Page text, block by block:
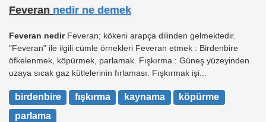
Feveran nedir ne demek
Feveran nedirFeveran; kökeni arapça dilinden gelmektedir.
"Feveran" ile ilgili cümle örnekleri Feveran etmek : Birdenbire
öfkelenmek, köpürmek, parlamak. Fışkırma : Güneş yüzeyinden
uzaya sıcak gaz kütlelerinin fırlaması. Fışkırmak işi...
birdenbire fışkırma kaynama
köpürme
parlama